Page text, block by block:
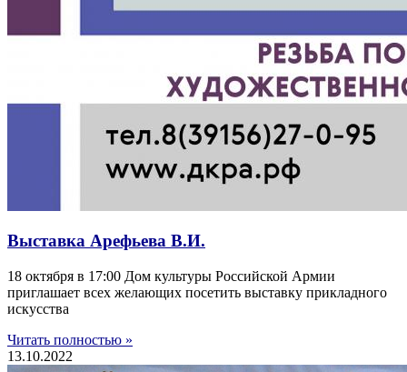
Выставка Арефьева В.И.
18 октября в 17:00 Дом культуры Российской Армии
приглашает всех желающих посетить выставку прикладного
искусства
Читать полностью »
13.10.2022